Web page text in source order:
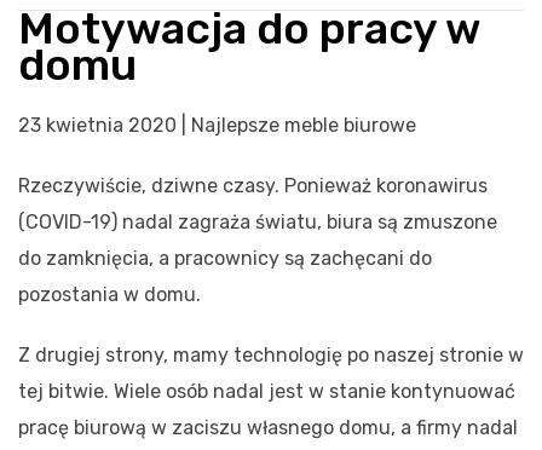
Motywacja do pracy w
domu
23 kwietnia 2020 | Najlepsze meble biurowe
Rzeczywiście, dziwne czasy. Ponieważ koronawirus
(COVID-19) nadal zagraża światu, biura są zmuszone
do zamknięcia, a pracownicy są zachęcani do
pozostania w domu.
Z drugiej strony, mamy technologię po naszej stronie w
tej bitwie. Wiele osób nadal jest w stanie kontynuować
pracę biurową w zaciszu własnego domu, a firmy nadal